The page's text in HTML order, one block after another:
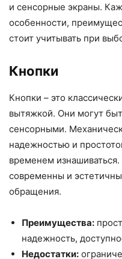
и сенсорные экраны.
особенности,
стоит учитывать при
Кнопки
Кнопки – это
вытяжкой. Они могут
сенсорными.
надежностью и
временем
современны и
обращения.
Преимущества:
надежность,
Недостатки: